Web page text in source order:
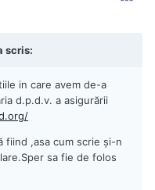
scris:
in care avem de-a
d.p.d.v. a asigurării
fiind ,asa cum scrie și-n
sa fie de folos